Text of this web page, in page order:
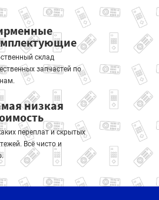
склад
запчастей по
низкая
переплат и скрытых
Всё чисто и